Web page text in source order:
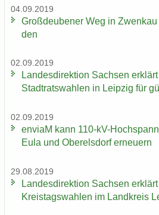
04.09.2019
Groß­deu­be­ner Weg in
den
02.09.2019
Lan­des­di­rek­ti­on Sach­sen
Stadt­rats­wah­len in Leip­zig für
02.09.2019
en­viaM kann 110-​kV-
Eula und Ober­els­dorf er­neu­ern
29.08.2019
Lan­des­di­rek­ti­on Sach­sen
Kreis­tags­wah­len im Land­kreis